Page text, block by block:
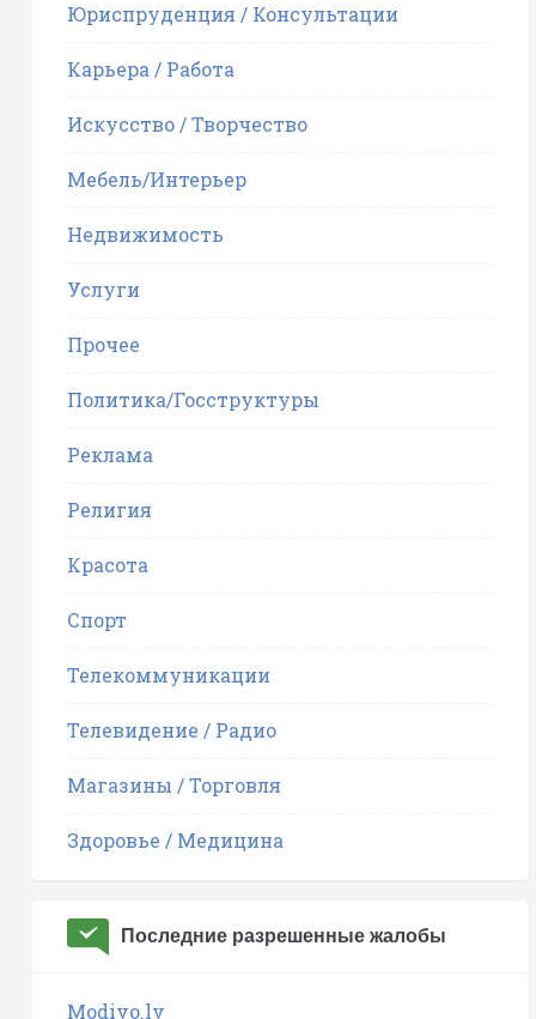
Юриспруденция / Консультации
Карьера / Работа
Искусство / Творчество
Мебель/Интерьер
Недвижимость
Услуги
Прочее
Политика/Госструктуры
Реклама
Религия
Красота
Спорт
Телекоммуникации
Телевидение / Радио
Магазины / Торговля
Здоровье / Медицина
Последние разрешенные жалобы
Modivo.lv